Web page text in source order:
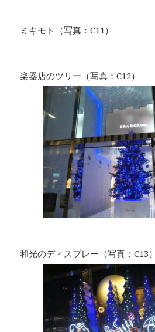
ミキモト（写真：C11）
楽器店のツリー（写真：C12）
和光のディスプレー（写真：C13）